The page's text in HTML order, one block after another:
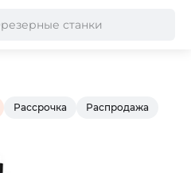
Рассрочка Распродажа